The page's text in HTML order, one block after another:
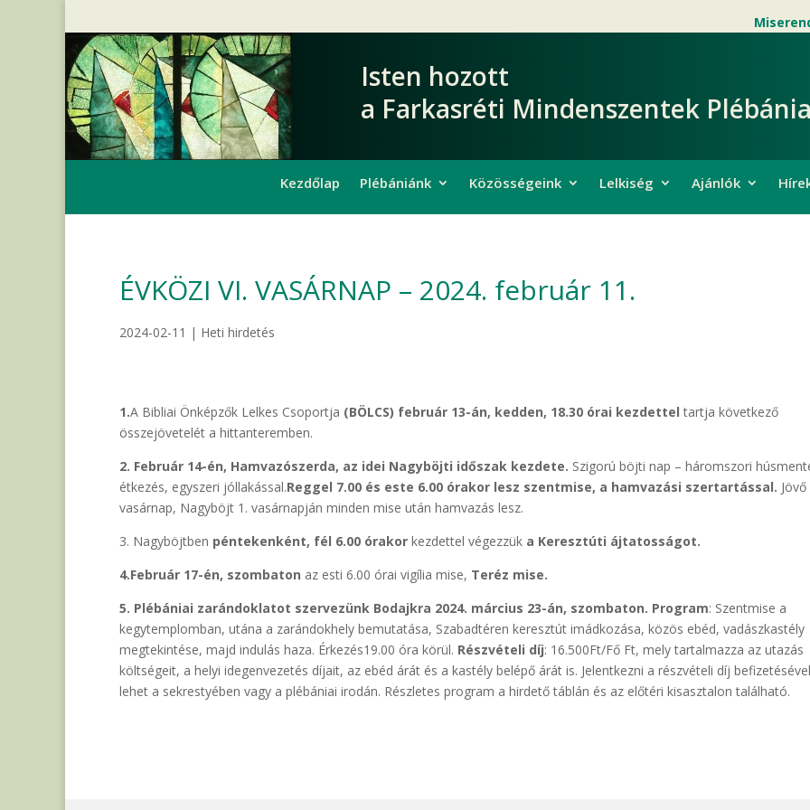
Isten hozott
a Farkasréti Mindenszentek
Kezdőlap Plébániánk Közösségeink Lelkiség Ajánlók
ÉVKÖZI VI. VASÁRNAP – 2024. február 11.
2024-02-11 | Heti hirdetés
1.A Bibliai Önképzők Lelkes Csoportja (BÖLCS) február 13-án, kedden, 18.30 órai kezdetteltartja következő
összejövetelét a hittanteremben.
2. Február 14-én, Hamvazószerda, az idei Nagyböjti időszak kezdete. Szigorú böjti nap – háromszori
étkezés, egyszeri jóllakással.Reggel 7.00 és este 6.00 órakor lesz szentmise, a hamvazási szertartással. Jövő
vasárnap, Nagyböjt 1. vasárnapján minden mise után hamvazás lesz.
3. Nagyböjtben péntekenként, fél 6.00 órakor kezdettel végezzük a Keresztúti ájtatosságot.
4.Február 17-én, szombaton az esti 6.00 órai vigília mise, Teréz mise.
5. Plébániai zarándoklatot szervezünk Bodajkra 2024. március 23-án, szombaton. Program: Szentmise a
kegytemplomban, utána a zarándokhely bemutatása, Szabadtéren keresztút imádkozása, közös ebéd, vadászkastély
megtekintése, majd indulás haza. Érkezés19.00 óra körül. Részvételi díj: 16.500Ft/Fő Ft, mely tartalmazza az utazás
költségeit, a helyi idegenvezetés díjait, az ebéd árát és a kastély belépő árát is. Jelentkezni a részvételi díj befizetésével
lehet a sekrestyében vagy a plébániai irodán. Részletes program a hirdető táblán és az előtéri kisasztalon található.